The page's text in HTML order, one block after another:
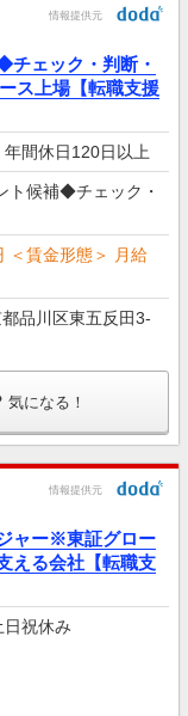
情報提供元
チェック・判断・
ス上場【転職支援
年間休日120日以上
ト候補◆チェック・
＜賃金形態＞ 月給
品川区東五反田3-
気になる！
情報提供元
ャー※東証グロー
える会社【転職支
日祝休み